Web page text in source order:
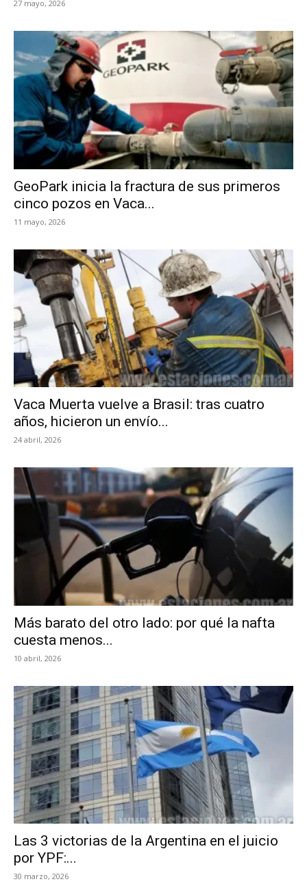
27 mayo, 2026
GeoPark inicia la fractura de sus primeros
cinco pozos en Vaca...
11 mayo, 2026
Vaca Muerta vuelve a Brasil: tras cuatro
años, hicieron un envío...
24 abril, 2026
Más barato del otro lado: por qué la nafta
cuesta menos...
10 abril, 2026
Las 3 victorias de la Argentina en el juicio
por YPF:...
30 marzo, 2026